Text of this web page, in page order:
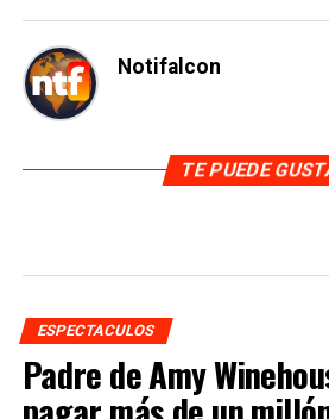
Notifalcon
TE PUEDE
ESPECTACULOS
Padre de Amy